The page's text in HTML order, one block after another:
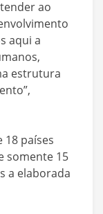
ao
aqui a
estrutura
18 países
somente 15
a elaborada